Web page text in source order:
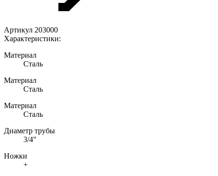
Артикул 203000
Характеристики:
Материал
Сталь
Материал
Сталь
Материал
Сталь
Диаметр трубы
3/4"
Ножки
+